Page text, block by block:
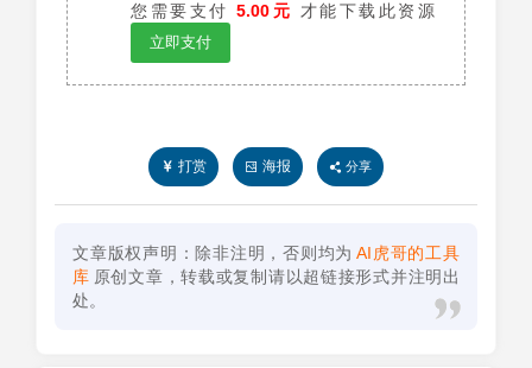
您需要支付5.00元 才能下载此资源
立即支付
打赏 海报 分享
文章版权声明：除非注明，否则均为 AI虎哥的工具
库 原创文章，转载或复制请以超链接形式并注明出
处。